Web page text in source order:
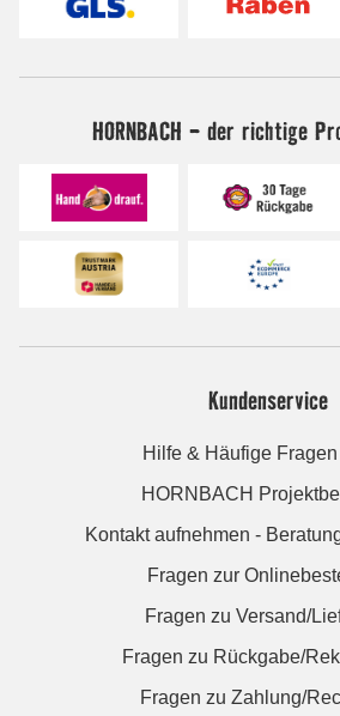
HORNBACH - der richtige
Kundenservice
Hilfe & Häufige
HORNBACH
Kontakt aufnehmen -
Fragen zur
Fragen zu Versand/
Fragen zu Rückgabe/
Fragen zu Zahlung/